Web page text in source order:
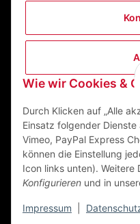
Wie wir Cookies &
Durch Klicken auf „Alle
Einsatz folgender Dienste
Vimeo, PayPal Express
können die Einstellung
Icon links unten). Weitere
Konfigurieren und in
Impressum
ZEGO
63741 Aschaffenburg
Mail:info@zego-tvz.de
Tel.:06021 59092-0